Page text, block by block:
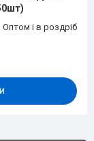
Оптом і в роздріб